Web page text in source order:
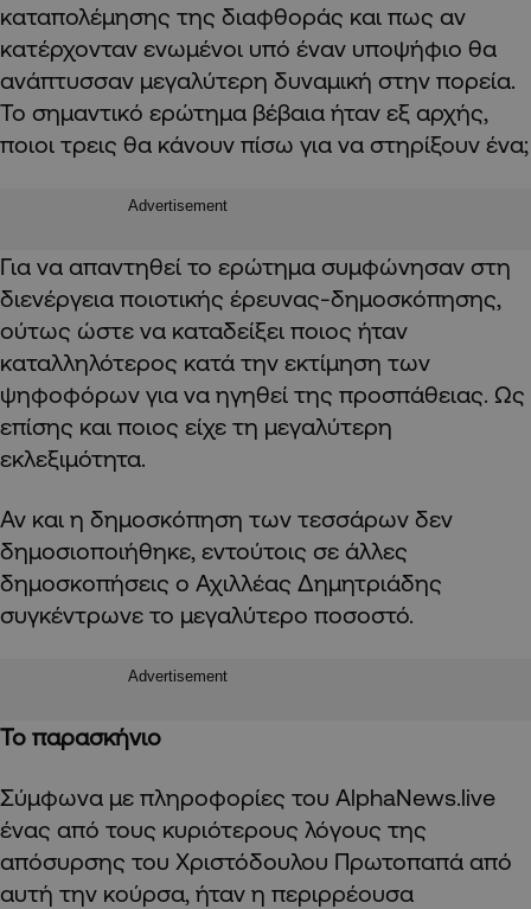
καταπολέμησης της διαφθοράς και πως αν
κατέρχονταν ενωμένοι υπό έναν υποψήφιο θα
ανάπτυσσαν μεγαλύτερη δυναμική στην πορεία.
Το σημαντικό ερώτημα βέβαια ήταν εξ αρχής,
ποιοι τρεις θα κάνουν πίσω για να στηρίξουν ένα;
Advertisement
Για να απαντηθεί το ερώτημα συμφώνησαν στη
διενέργεια ποιοτικής έρευνας-δημοσκόπησης,
ούτως ώστε να καταδείξει ποιος ήταν
καταλληλότερος κατά την εκτίμηση των
ψηφοφόρων για να ηγηθεί της προσπάθειας. Ως
επίσης και ποιος είχε τη μεγαλύτερη
εκλεξιμότητα.
Αν και η δημοσκόπηση των τεσσάρων δεν
δημοσιοποιήθηκε, εντούτοις σε άλλες
δημοσκοπήσεις ο Αχιλλέας Δημητριάδης
συγκέντρωνε το μεγαλύτερο ποσοστό.
Advertisement
Το παρασκήνιο
Σύμφωνα με πληροφορίες του AlphaNews.live
ένας από τους κυριότερους λόγους της
απόσυρσης του Χριστόδουλου Πρωτοπαπά από
αυτή την κούρσα, ήταν η περιρρέουσα